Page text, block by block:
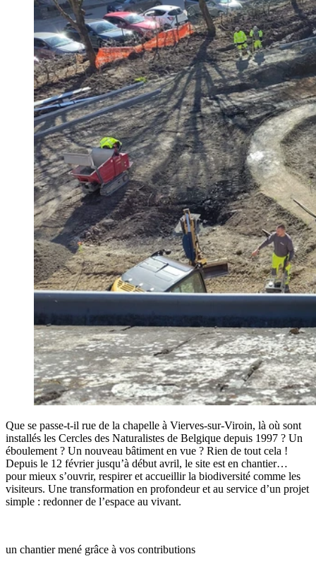
Que se passe-t-il rue de la chapelle à Vierves-sur-Viroin, là où sont
installés les Cercles des Naturalistes de Belgique depuis 1997 ? Un
éboulement ? Un nouveau bâtiment en vue ? Rien de tout cela !
Depuis le 12 février jusqu’à début avril, le site est en chantier…
pour mieux s’ouvrir, respirer et accueillir la biodiversité comme les
visiteurs. Une transformation en profondeur et au service d’un projet
simple : redonner de l’espace au vivant.
un chantier mené grâce à vos contributions